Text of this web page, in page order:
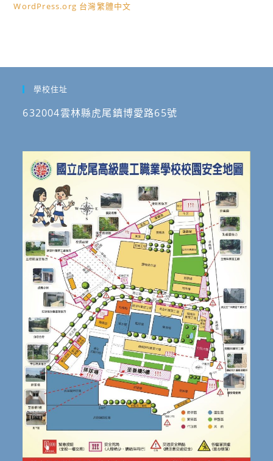
WordPress.org 台灣繁體中文
學校住址
632004雲林縣虎尾鎮博愛路65號